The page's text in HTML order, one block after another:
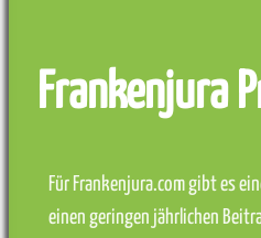
Frankenjura
Für Frankenjura.com gibt es
einen geringen jährlichen